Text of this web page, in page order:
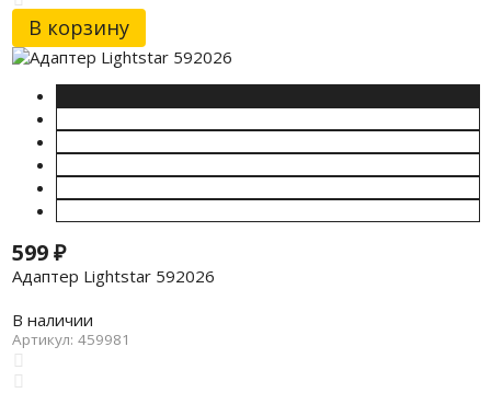
В корзину
599₽
Адаптер Lightstar 592026
В наличии
Артикул: 459981